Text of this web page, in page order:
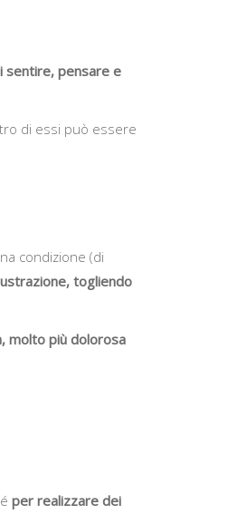
sentire, pensare e
di essi può essere
condizione (di
togliendo
molto più dolorosa
per realizzare dei